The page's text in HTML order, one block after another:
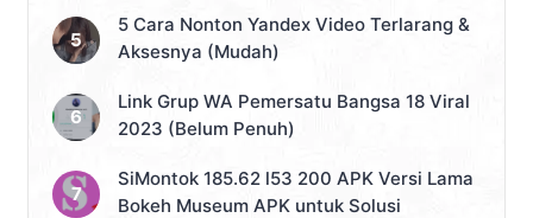
5 Cara Nonton Yandex Video Terlarang &
Aksesnya (Mudah)
Link Grup WA Pemersatu Bangsa 18 Viral
2023 (Belum Penuh)
SiMontok 185.62 l53 200 APK Versi Lama
Bokeh Museum APK untuk Solusi